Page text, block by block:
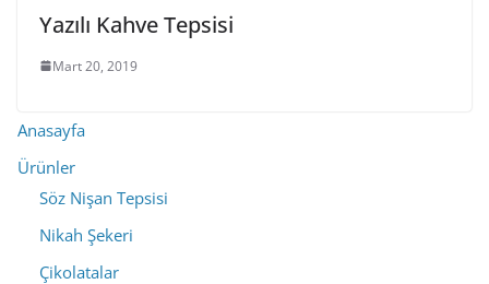
Yazılı Kahve Tepsisi
Mart 20, 2019
Anasayfa
Ürünler
Söz Nişan Tepsisi
Nikah Şekeri
Çikolatalar